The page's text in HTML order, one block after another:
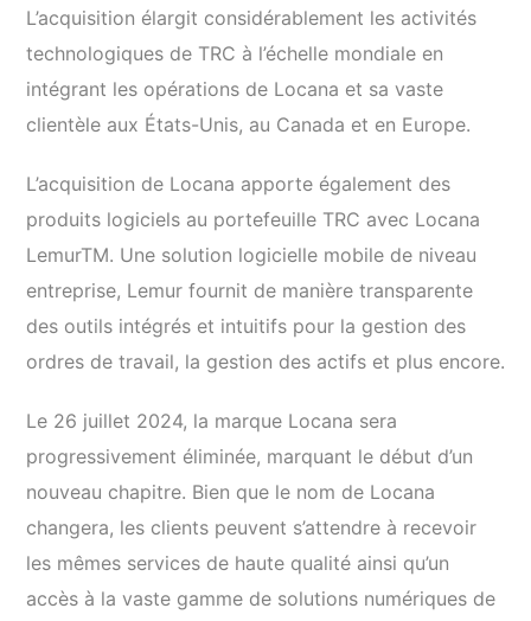
L’acquisition élargit considérablement les activités
technologiques de TRC à l’échelle mondiale en
intégrant les opérations de Locana et sa vaste
clientèle aux États-Unis, au Canada et en Europe.
L’acquisition de Locana apporte également des
produits logiciels au portefeuille TRC avec Locana
LemurTM. Une solution logicielle mobile de niveau
entreprise, Lemur fournit de manière transparente
des outils intégrés et intuitifs pour la gestion des
ordres de travail, la gestion des actifs et plus encore.
Le 26 juillet 2024, la marque Locana sera
progressivement éliminée, marquant le début d’un
nouveau chapitre. Bien que le nom de Locana
changera, les clients peuvent s’attendre à recevoir
les mêmes services de haute qualité ainsi qu’un
accès à la vaste gamme de solutions numériques de